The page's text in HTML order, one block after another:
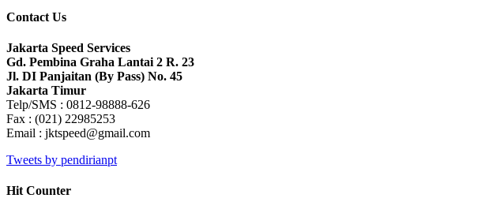
Contact Us
Jakarta Speed Services
Gd. Pembina Graha Lantai 2 R. 23
Jl. DI Panjaitan (By Pass) No. 45
Jakarta Timur
Telp/SMS : 0812-98888-626
Fax : (021) 22985253
Email : jktspeed@gmail.com
Tweets by pendirianpt
Hit Counter